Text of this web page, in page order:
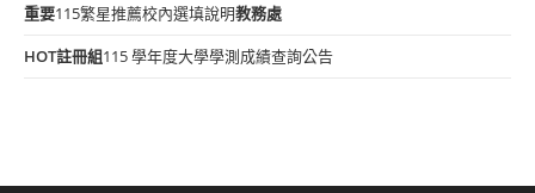
重要115繁星推薦校內選填說明教務處
HOT註冊組115 學年度大學學測成績查詢公告